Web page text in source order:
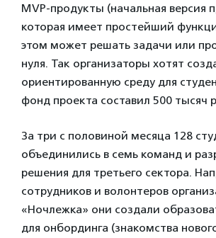
MVP-продукты (начальная версия
которая имеет простейший
этом может решать задачи или
нуля. Так организаторы хотят
ориентированную среду для
фонд проекта составил 500 тысяч
За три с половиной месяца 128
объединились в семь команд и
решения для третьего сектора.
сотрудников и волонтеров
«Ночлежка» они создали
для онбординга (знакомства